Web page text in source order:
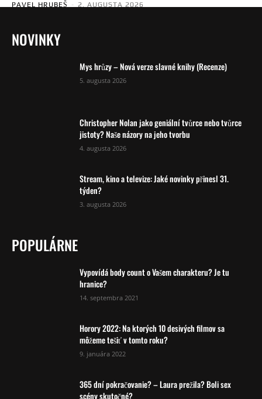
PAVEL HRUBEŠ - 2. AUGUSTA 2026
NOVINKY
Mys hrůzy – Nová verze slavné knihy (Recenze)
5. augusta 2026
Christopher Nolan jako geniální tvůrce nebo tvůrce
jistoty? Naše názory na jeho tvorbu
4. augusta 2026
Stream, kino a televize: Jaké novinky přinesl 31.
týden?
3. augusta 2026
POPULÁRNE
Vypovídá body count o Vašem charakteru? Je tu
hranice?
14. septembra 2021
Horory 2022: Na ktorých 10 desivých filmov sa
môžeme tešiť v tomto roku?
9. januára 2022
365 dní pokračovanie? – Laura prežila? Boli sex
scény skutočné?